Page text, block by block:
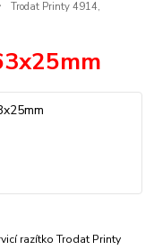
Trodat Printy 4914,
razítko Trodat Printy